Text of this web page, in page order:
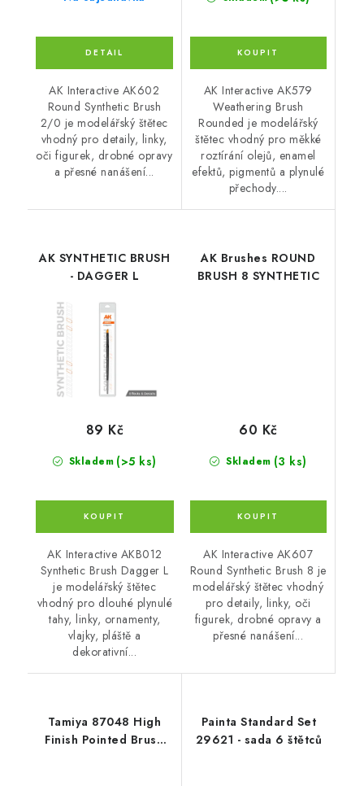
AK Interactive AK602
Round Synthetic Brush
2/0 je modelářský štětec
vhodný pro detaily, linky,
oči figurek, drobné opravy
a přesné nanášení...
AK Interactive AK579
Weathering Brush
Rounded je modelářský
štětec vhodný pro měkké
roztírání olejů, enamel
efektů, pigmentů a plynulé
přechody....
AK SYNTHETIC BRUSH
- DAGGER L
Skladem (>5 ks)
89 Kč
AK Interactive AKB012
Synthetic Brush Dagger L
je modelářský štětec
vhodný pro dlouhé plynulé
tahy, linky, ornamenty,
vlajky, pláště a
dekorativní...
AK Brushes ROUND
BRUSH 8 SYNTHETIC
Skladem (3 ks)
60 Kč
AK Interactive AK607
Round Synthetic Brush 8 je
modelářský štětec vhodný
pro detaily, linky, oči
figurek, drobné opravy a
přesné nanášení...
Tamiya 87048 High
Finish Pointed Brush
Painta Standard Set
29621 - sada 6 štětců